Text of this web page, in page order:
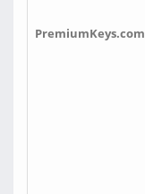
PremiumKeys.com